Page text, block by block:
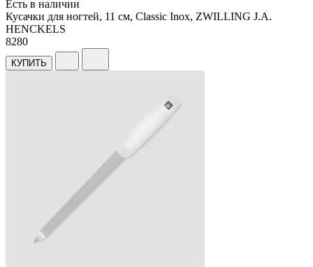
Есть в наличии
Кусачки для ногтей, 11 см, Classic Inox, ZWILLING J.A.
HENCKELS
8280
КУПИТЬ